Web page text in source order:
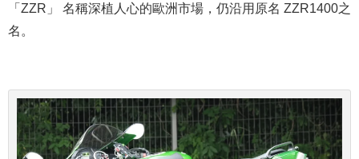
「ZZR」 名稱深植人心的歐洲市場，仍沿用原名 ZZR1400之
名。